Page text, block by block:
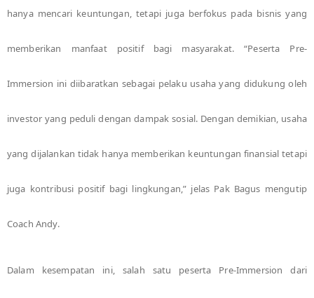
hanya mencari keuntungan, tetapi juga berfokus pada bisnis yang
memberikan manfaat positif bagi masyarakat. “Peserta Pre-
Immersion ini diibaratkan sebagai pelaku usaha yang didukung oleh
investor yang peduli dengan dampak sosial. Dengan demikian, usaha
yang dijalankan tidak hanya memberikan keuntungan finansial tetapi
juga kontribusi positif bagi lingkungan,” jelas Pak Bagus mengutip
Coach Andy.
Dalam kesempatan ini, salah satu peserta Pre-Immersion dari